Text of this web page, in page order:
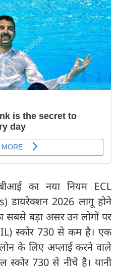
का नया नियम ECL
डायरेक्शन 2026 लागू होने
सबसे बड़ा असर उन लोगों पर
स्कोर 730 से कम है। एक
के लिए अप्लाई करने वाले
स्कोर 730 से नीचे है। यानी